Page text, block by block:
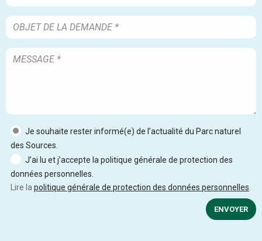
Je souhaite rester informé(e) de l’actualité du Parc naturel
des Sources.
J’ai lu et j’accepte la politique générale de protection des
données personnelles.
Lire la politique générale de protection des données personnelles
ENVOYER